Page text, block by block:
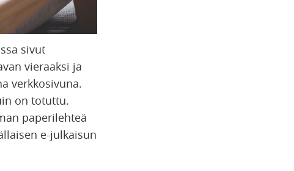
sivut
vieraaksi ja
verkkosivuna.
on totuttu.
paperilehteä
e-julkaisun